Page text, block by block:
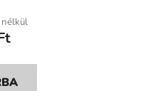
nélkül